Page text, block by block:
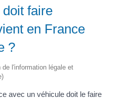
faire
en France
?
l'information légale et
avec un véhicule doit le faire